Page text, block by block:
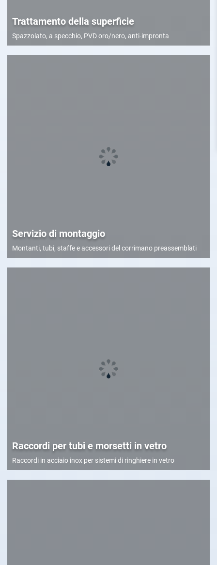
Trattamento della superficie
Spazzolato, a specchio, PVD oro/nero, anti-impronta
Servizio di montaggio
Montanti, tubi, staffe e accessori del corrimano preassemblati
Raccordi per tubi e morsetti in vetro
Raccordi in acciaio inox per sistemi di ringhiere in vetro